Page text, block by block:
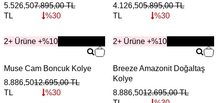
5.526,50
TL
7.895,00TL
%30
4.126,50
TL
5.895,00TL
%30
2+ Ürüne +%10
YENİ
Muse Cam Boncuk Kolye
8.886,50
TL
12.695,00TL
%30
2+ Ürüne +%10
YENİ
Breeze Amazonit Doğaltaş
Kolye
8.886,5012.695,00TL